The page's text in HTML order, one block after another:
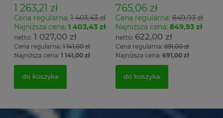
1 263,21 zł
Cena regularna: 1 403,43 zł
Najniższa cena: 1 403,43 zł
1 027,00 zł
Cena regularna: 1 141,00 zł
Najniższa cena: 1 141,00 zł
do koszyka
765,06 zł
Cena regularna:849,93 zł
Najniższa cena: 849,93 zł
622,00 zł
Cena regularna:691,00 zł
Najniższa cena: 691,00 zł
do koszyka